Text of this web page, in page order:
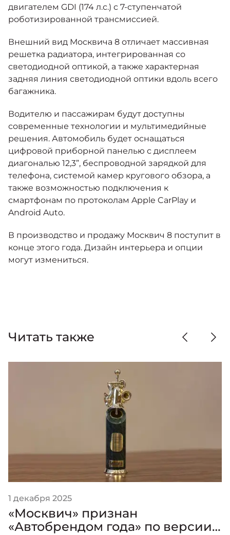
двигателем GDI (174 л.с.) с 7-ступенчатой
роботизированной трансмиссией.
Внешний вид Москвича 8 отличает массивная
решетка радиатора, интегрированная со
светодиодной оптикой, а также характерная
задняя линия светодиодной оптики вдоль всего
багажника.
Водителю и пассажирам будут доступны
современные технологии и мультимедийные
решения. Автомобиль будет оснащаться
цифровой приборной панелью с дисплеем
диагональю 12,3”, беспроводной зарядкой для
телефона, системой камер кругового обзора, а
также возможностью подключения к
смартфонам по протоколам Apple CarPlay и
Android Auto.
В производство и продажу Москвич 8 поступит в
конце этого года. Дизайн интерьера и опции
могут измениться.
Читать также
1 декабря 2025
«Москвич» признан
«Автобрендом года» по версии